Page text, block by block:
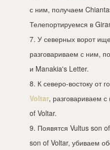
с ним, получаем
Телепортируемся в
7. У северных ворот
разговариваем с ним,
и Manakia's Letter.
8. К северо-востоку от
Voltar, разговариваем
of Voltar.
9. Появятся Vultus son
son of Voltar, убиваем